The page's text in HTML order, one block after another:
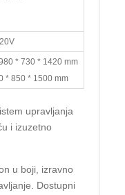
* 730 * 1420 mm
* 850 * 1500 mm
upravljanja
i izuzetno
u boji, izravno
Dostupni